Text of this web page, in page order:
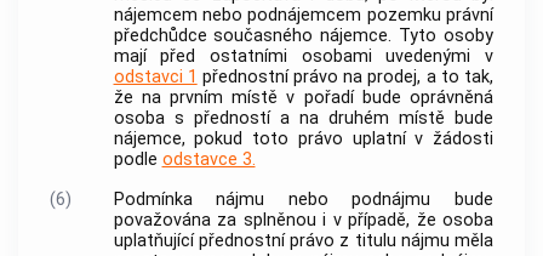
nájemcem nebo podnájemcem pozemku právní
předchůdce současného nájemce. Tyto osoby
mají před ostatními osobami uvedenými v
odstavci 1 přednostní právo na prodej, a to tak,
že na prvním místě v pořadí bude oprávněná
osoba s předností a na druhém místě bude
nájemce, pokud toto právo uplatní v žádosti
podle odstavce 3.
(6)
Podmínka nájmu nebo podnájmu bude
považována za splněnou i v případě, že osoba
uplatňující přednostní právo z titulu nájmu měla